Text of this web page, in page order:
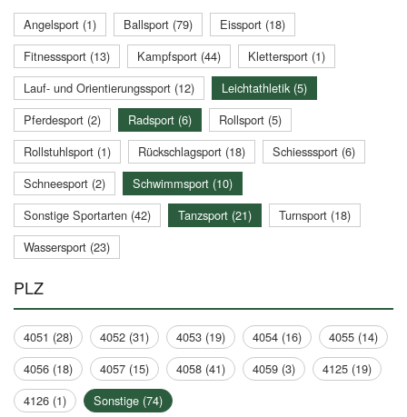
Angelsport (1) Ballsport (79)
Eissport (18)
Fitnesssport (13)
Kampfsport (44)
Klettersport (1)
Lauf- und Orientierungssport (12)
Leichtathletik (5)
Pferdesport (2)
Radsport (6)
Rollsport (5)
Rollstuhlsport (1)
Rückschlagsport (18)
Schiesssport (6)
Schneesport (2)
Schwimmsport (10)
Sonstige Sportarten (42)
Tanzsport (21)
Turnsport (18)
Wassersport (23)
PLZ
4051 (28) 4052 (31) 4053 (19) 4054 (16)
4055 (14)
4056 (18)
4057 (15) 4058 (41) 4059 (3)
4125 (19)
4126 (1)
Sonstige (74)